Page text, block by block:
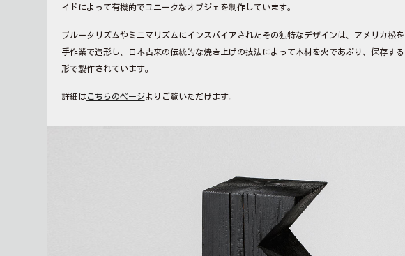
イドによって有機的でユニークなオブジェを制作しています。
ブルータリズムやミニマリズムにインスパイアされたその独特なデザインは、アメリカ松を
手作業で造形し、日本古来の伝統的な焼き上げの技法によって木材を火であぶり、保存する
形で製作されています。
詳細は こちらのページよりご覧いただけます。